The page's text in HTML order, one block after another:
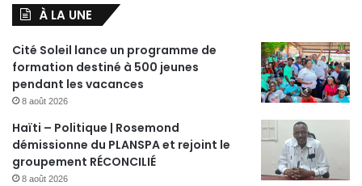
À LA UNE
Cité Soleil lance un programme de
formation destiné à 500 jeunes
pendant les vacances
8 août 2026
Haïti – Politique | Rosemond
démissionne du PLANSPA et rejoint le
groupement RÉCONCILIÉ
8 août 2026